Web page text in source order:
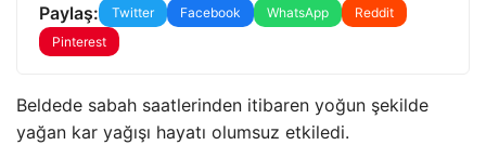
Paylaş: Twitter Facebook WhatsApp
Reddit
Pinterest
Beldede sabah saatlerinden itibaren yoğun şekilde
yağan kar yağışı hayatı olumsuz etkiledi.